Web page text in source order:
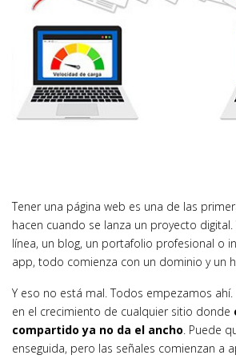
Tener una página web es una de las
hacen cuando se lanza un proyecto
línea, un blog, un portafolio profesional o
app, todo comienza con un dominio y un
Y eso no está mal. Todos empezamos
en el crecimiento de cualquier sitio donde
compartido ya no da el ancho. Puede
enseguida, pero las señales comienzan a